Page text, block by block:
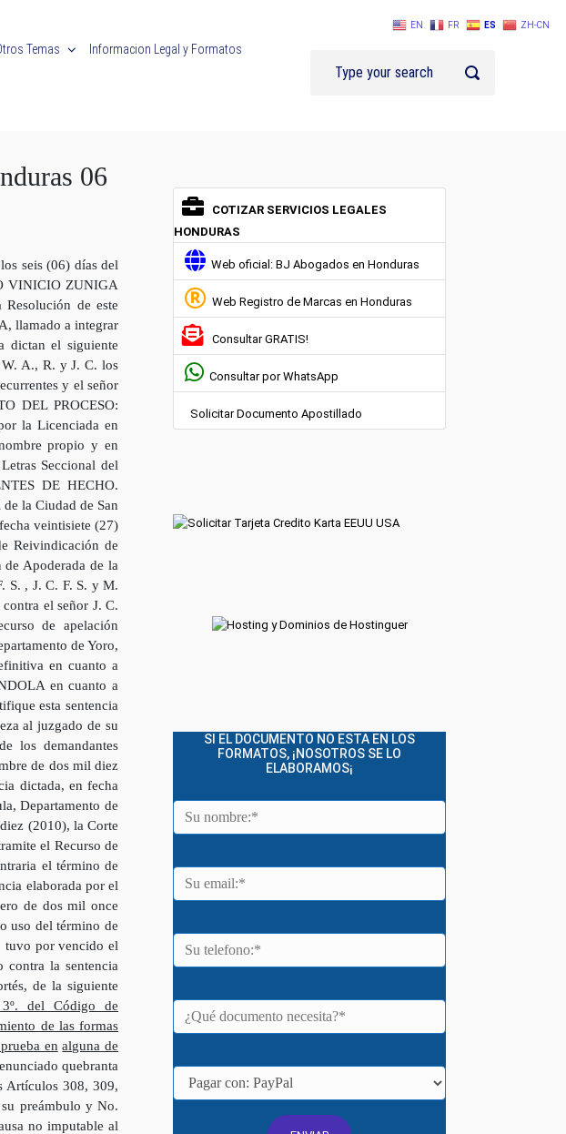
Temas Informacion Legal y Formatos
06
seis (06) días del
VINICIO ZUNIGA
de este
llamado a integrar
dictan el siguiente
W. A., R. y J. C. los
y el señor
DEL PROCESO:
la Licenciada en
propio y en
Seccional del
DE HECHO.
la Ciudad de San
veintisiete (27)
Reivindicación de
Apoderada de la
S. , J. C. F. S. y M.
el señor J. C.
de apelación
de Yoro,
en cuanto a
en cuanto a
esta sentencia
al juzgado de su
los demandantes
de dos mil diez
dictada, en fecha
Departamento de
(2010), la Corte
el Recurso de
el término de
elaborada por el
de dos mil once
uso del término de
tuvo por vencido el
contra la sentencia
de la siguiente
del Código de
de las formas
en alguna de
quebranta
Artículos 308, 309,
preámbulo y No.
no imputable al
COTIZAR SERVICIOS LEGALES
HONDURAS
Web oficial: BJ Abogados en Honduras
Web Registro de Marcas en Honduras
Consultar GRATIS!
Consultar por WhatsApp
Solicitar Documento Apostillado
SI EL DOCUMENTO NO ESTA EN LOS
FORMATOS, ¡NOSOTROS SE LO
ELABORAMOS¡
EN FR ES ZH-CN